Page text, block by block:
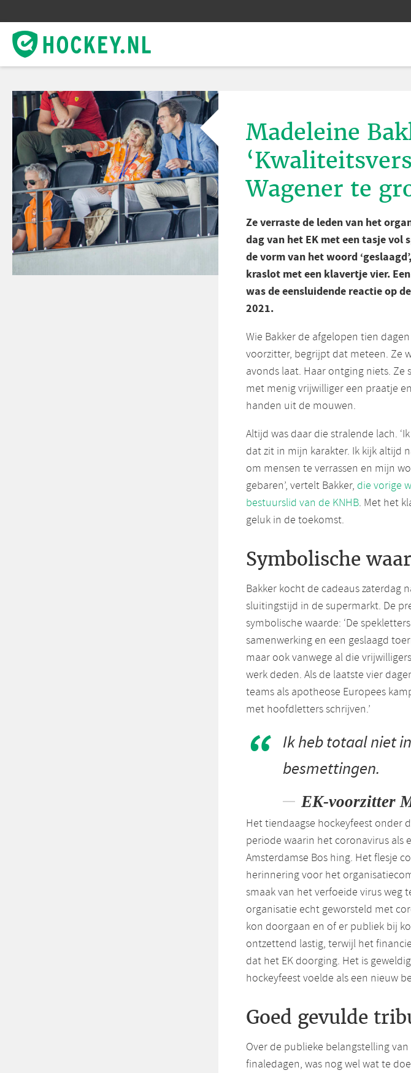
Madeleine
Wagener te
Ze verraste de leden van het
dag van het EK met een tasje vol
de vorm van het woord
kraslot met een klavertje vier.
was de eensluidende reactie op
2021.
Wie Bakker de afgelopen tien
voorzitter, begrijpt dat meteen. Ze
avonds laat. Haar ontging niets.
met menig vrijwilliger een praatje
handen uit de mouwen.
Altijd was daar die stralende lach.
dat zit in mijn karakter. Ik kijk altijd
om mensen te verrassen en mijn
gebaren’, vertelt Bakker, die vorige
bestuurslid van de KNHB. Met het
geluk in de toekomst.
Symbolische
Bakker kocht de cadeaus zaterdag
sluitingstijd in de supermarkt. De
symbolische waarde: ‘De
samenwerking en een geslaagd
maar ook vanwege al die
werk deden. Als de laatste vier
teams als apotheose Europees
met hoofdletters schrijven.’
Ik heb totaal niet
besmettingen.
EK-voorzitter
Het tiendaagse hockeyfeest onder
periode waarin het coronavirus
Amsterdamse Bos hing. Het flesje
herinnering voor het
smaak van het verfoeide virus weg
organisatie echt geworsteld met
kon doorgaan en of er publiek bij
ontzettend lastig, terwijl het
dat het EK doorging. Het is
hockeyfeest voelde als een nieuw
Goed gevulde
Over de publieke belangstelling
finaledagen, was nog wel wat te